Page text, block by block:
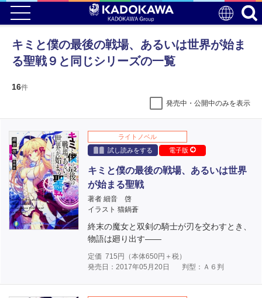
キミと僕の最後の戦場、あるいは世界が始ま
る聖戦９と同じシリーズの一覧
16件
発売中・公開中のみを表示
ライトノベル
試し読みをする
電子版
キミと僕の最後の戦場、あるいは世界
が始まる聖戦
著者 細音 啓
イラスト 猫鍋蒼
終末の魔女と双剣の騎士が刃を交わすとき、
物語は廻り出す――
定価 715 円（本体650円＋税）
発売日：2017年05月20日
判型：Ａ６判